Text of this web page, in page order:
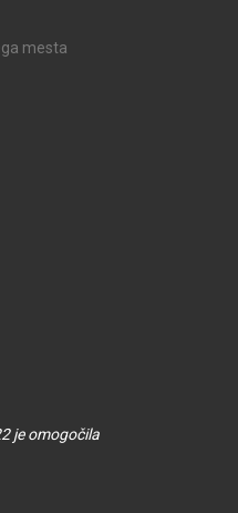
mesta
je omogočila